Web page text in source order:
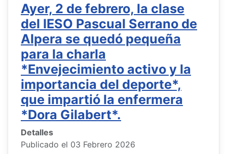
Ayer, 2 de febrero, la clase
del IESO Pascual Serrano de
Alpera se quedó pequeña
para la charla
*Envejecimiento activo y la
importancia del deporte*,
que impartió la enfermera
*Dora Gilabert*.
Detalles
Publicado el 03 Febrero 2026